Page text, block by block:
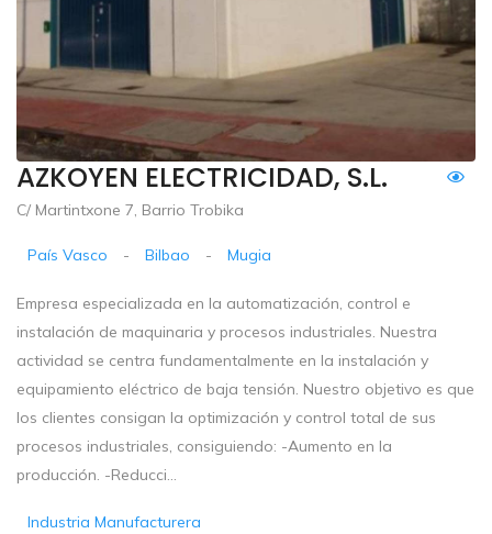
AZKOYEN ELECTRICIDAD, S.L.
C/ Martintxone 7, Barrio Trobika
País Vasco - Bilbao - Mugia
Empresa especializada en la automatización, control e
instalación de maquinaria y procesos industriales. Nuestra
actividad se centra fundamentalmente en la instalación y
equipamiento eléctrico de baja tensión. Nuestro objetivo es que
los clientes consigan la optimización y control total de sus
procesos industriales, consiguiendo: -Aumento en la
producción. -Reducci...
Industria Manufacturera